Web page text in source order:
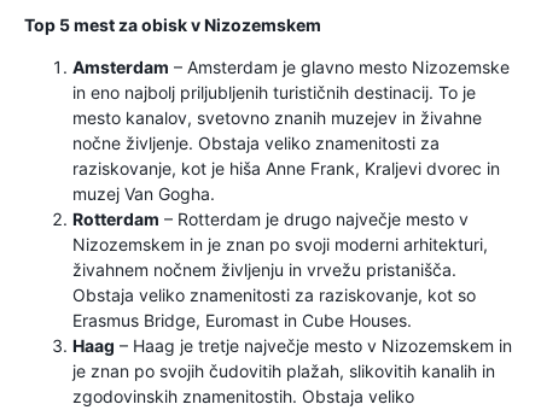
Top 5 mest za obisk v Nizozemskem
Amsterdam – Amsterdam je glavno mesto Nizozemske
in eno najbolj priljubljenih turističnih destinacij. To je
mesto kanalov, svetovno znanih muzejev in živahne
nočne življenje. Obstaja veliko znamenitosti za
raziskovanje, kot je hiša Anne Frank, Kraljevi dvorec in
muzej Van Gogha.
Rotterdam – Rotterdam je drugo največje mesto v
Nizozemskem in je znan po svoji moderni arhitekturi,
živahnem nočnem življenju in vrvežu pristanišča.
Obstaja veliko znamenitosti za raziskovanje, kot so
Erasmus Bridge, Euromast in Cube Houses.
Haag – Haag je tretje največje mesto v Nizozemskem in
je znan po svojih čudovitih plažah, slikovitih kanalih in
zgodovinskih znamenitostih. Obstaja veliko